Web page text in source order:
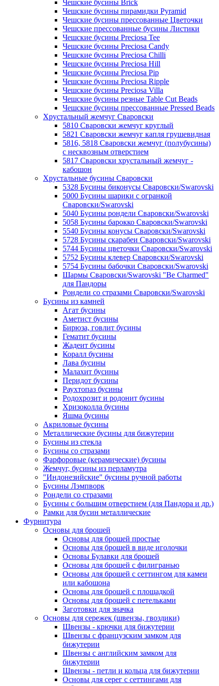
Чешские бусины Brick
Чешские бусины пирамидки Pyramid
Чешские бусины прессованные Цветочки
Чешские прессованные бусины Листики
Чешские бусины Preciosa Tee
Чешские бусины Preciosa Candy
Чешские бусины Preciosa Chilli
Чешские бусины Preciosa Hill
Чешские бусины Preciosa Pip
Чешские бусины Preciosa Ripple
Чешские бусины Preciosa Villa
Чешские бусины резные Table Cut Beads
Чешские бусины прессованные Pressed Beads
Хрустальный жемчуг Сваровски
5810 Сваровски жемчуг круглый
5821 Сваровски жемчуг капля грушевидная
5816, 5818 Сваровски жемчуг (полубусины)
с несквозным отверстием
5817 Сваровски хрустальный жемчуг -
кабошон
Хрустальные бусины Сваровски
5328 Бусины биконусы Сваровски/Swarovski
5000 Бусины шарики с огранкой
Сваровски/Swarovski
5040 Бусины рондели Сваровски/Swarovski
5058 Бусины барокко Сваровски/Swarovski
5540 Бусины конусы Сваровски/Swarovski
5728 Бусины скарабеи Сваровски/Swarovski
5744 Бусины цветочки Сваровски/Swarovski
5752 Бусины клевер Сваровски/Swarovski
5754 Бусины бабочки Сваровски/Swarovski
Шармы Сваровски/Swarovski "Be Charmed"
для Пандоры
Рондели со стразами Сваровски/Swarovski
Бусины из камней
Агат бусины
Аметист бусины
Бирюза, говлит бусины
Гематит бусины
Жадеит бусины
Коралл бусины
Лава бусины
Малахит бусины
Перидот бусины
Раухтопаз бусины
Родохрозит и родонит бусины
Хризоколла бусины
Яшма бусины
Акриловые бусины
Металлические бусины для бижутерии
Бусины из стекла
Бусины со стразами
Фарфоровые (керамические) бусины
Жемчуг, бусины из перламутра
"Индонезийские" бусины ручной работы
Бусины Лэмпворк
Рондели со стразами
Бусины с большим отверстием (для Пандора и др.)
Рамки для бусин металлические
Фурнитура
Основы для брошей
Основы для брошей простые
Основы для брошей в виде иголочки
Основы Булавки для брошей
Основы для брошей с филигранью
Основы для брошей с сеттингом для камеи
или кабошона
Основы для брошей с площадкой
Основы для брошей с петельками
Заготовки для значка
Основы для сережек (швензы, гвоздики)
Швензы - крючки для бижутерии
Швензы с французским замком для
бижутерии
Швензы с английским замком для
бижутерии
Швензы - петли и кольца для бижутерии
Основы для серег с сеттингами для